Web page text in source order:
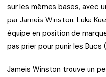
sur les mêmes bases, avec
par Jameis Winston. Luke
équipe en position de
pas prier pour punir les Bucs
Jameis Winston trouve un